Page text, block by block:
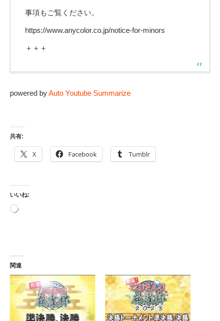
事項もご覧ください。
https://www.anycolor.co.jp/notice-for-minors
＋＋＋
powered byAuto Youtube Summarize
共有:
X Facebook Tumblr
いいね:
読
み
関連